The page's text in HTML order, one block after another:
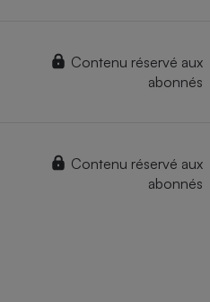
Contenu réservé aux
abonnés
Contenu réservé aux
abonnés